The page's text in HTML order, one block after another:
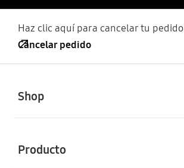
Haz clic aquí para cancelar tu pedido
Cancelar pedido
Shop
Producto